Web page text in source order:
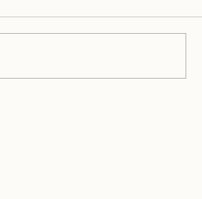
a Sala Metrónomo